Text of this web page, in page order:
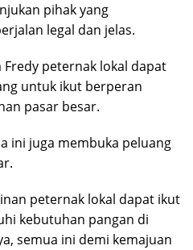
pihak yang
legal dan jelas.
peternak lokal dapat
untuk ikut berperan
pasar besar.
ini juga membuka peluang
peternak lokal dapat ikut
kebutuhan pangan di
semua ini demi kemajuan